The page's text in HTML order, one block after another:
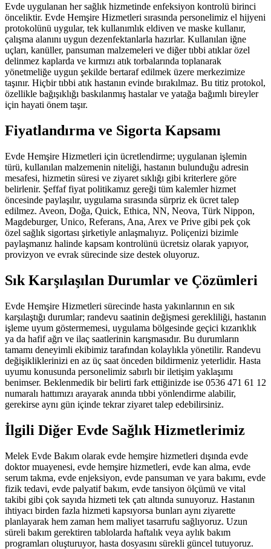
Evde uygulanan her sağlık hizmetinde enfeksiyon kontrolü birinci
önceliktir. Evde Hemşire Hizmetleri sırasında personelimiz el hijyeni
protokolünü uygular, tek kullanımlık eldiven ve maske kullanır,
çalışma alanını uygun dezenfektanlarla hazırlar. Kullanılan iğne
uçları, kanüller, pansuman malzemeleri ve diğer tıbbi atıklar özel
delinmez kaplarda ve kırmızı atık torbalarında toplanarak
yönetmeliğe uygun şekilde bertaraf edilmek üzere merkezimize
taşınır. Hiçbir tıbbi atık hastanın evinde bırakılmaz. Bu titiz protokol,
özellikle bağışıklığı baskılanmış hastalar ve yatağa bağımlı bireyler
için hayati önem taşır.
Fiyatlandırma ve Sigorta Kapsamı
Evde Hemşire Hizmetleri için ücretlendirme; uygulanan işlemin
türü, kullanılan malzemenin niteliği, hastanın bulunduğu adresin
mesafesi, hizmetin süresi ve ziyaret sıklığı gibi kriterlere göre
belirlenir. Şeffaf fiyat politikamız gereği tüm kalemler hizmet
öncesinde paylaşılır, uygulama sırasında sürpriz ek ücret talep
edilmez. Aveon, Doğa, Quick, Ethica, NN, Neova, Türk Nippon,
Magdeburger, Unico, Referans, Ana, Arex ve Prive gibi pek çok
özel sağlık sigortası şirketiyle anlaşmalıyız. Poliçenizi bizimle
paylaşmanız halinde kapsam kontrolünü ücretsiz olarak yapıyor,
provizyon ve evrak sürecinde size destek oluyoruz.
Sık Karşılaşılan Durumlar ve Çözümleri
Evde Hemşire Hizmetleri sürecinde hasta yakınlarının en sık
karşılaştığı durumlar; randevu saatinin değişmesi gerekliliği, hastanın
işleme uyum göstermemesi, uygulama bölgesinde geçici kızarıklık
ya da hafif ağrı ve ilaç saatlerinin karışmasıdır. Bu durumların
tamamı deneyimli ekibimiz tarafından kolaylıkla yönetilir. Randevu
değişikliklerinizi en az üç saat önceden bildirmeniz yeterlidir. Hasta
uyumu konusunda personelimiz sabırlı bir iletişim yaklaşımı
benimser. Beklenmedik bir belirti fark ettiğinizde ise 0536 471 61 12
numaralı hattımızı arayarak anında tıbbi yönlendirme alabilir,
gerekirse aynı gün içinde tekrar ziyaret talep edebilirsiniz.
İlgili Diğer Evde Sağlık Hizmetlerimiz
Melek Evde Bakım olarak evde hemşire hizmetleri dışında evde
doktor muayenesi, evde hemşire hizmetleri, evde kan alma, evde
serum takma, evde enjeksiyon, evde pansuman ve yara bakımı, evde
fizik tedavi, evde palyatif bakım, evde tansiyon ölçümü ve vital
takibi gibi çok sayıda hizmeti tek çatı altında sunuyoruz. Hastanın
ihtiyacı birden fazla hizmeti kapsıyorsa bunları aynı ziyarette
planlayarak hem zaman hem maliyet tasarrufu sağlıyoruz. Uzun
süreli bakım gerektiren tablolarda haftalık veya aylık bakım
programları oluşturuyor, hasta dosyasını sürekli güncel tutuyoruz.